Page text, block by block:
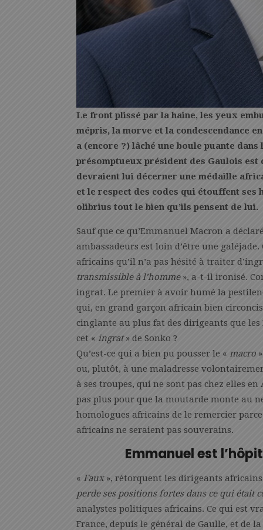
Le front plissé par la haine, les yeux
mépris, la morve et la condescendance
a (encore ?) lâché une boule puante
présomptueux président des Gaulois
devraient lui décerner une médaille
et le respect des codes qui étouffent ses
olibrius tout le bien qu’ils pensent de lui.
Sauf que ce qu’Emmanuel Macron a
ambassadeurs est loin d’être une
africains qu’il n’a pas hésité à traiter
transmissible à l’homme», a-t-il ironisé.
ingrat. Le premier à avoir humé la
qui, en grand garçon africain bien
cinglante au plus fat des dirigeants que
cet « ingrat» de Sonko ?
Qu’est-ce qui a bien pu pousser le « macro
ou, plutôt, à une maladresse
à ses troupes, qui ne sont pas chez elles
pas plus pour que la moutarde monte au
homologues africains de le remercier
africains ne seraient pas souverains.
Emmanuel est
« Faux», rétorquent les dirigeants
perde ses positions fortes dans ce qui était
analystes politiques africains. Ce qui est
France, depuis le général de Gaulle, et de